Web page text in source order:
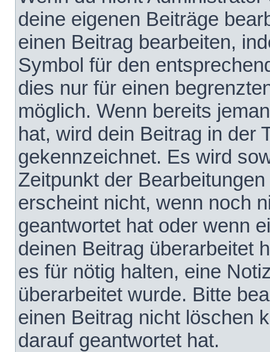
deine eigenen Beiträge
einen Beitrag bearbeiten,
Symbol für den
dies nur für einen
möglich. Wenn bereits
hat, wird dein Beitrag in der
gekennzeichnet. Es wird
Zeitpunkt der
erscheint nicht, wenn noch
geantwortet hat oder wenn
deinen Beitrag überarbeitet
es für nötig halten, eine
überarbeitet wurde. Bitte
einen Beitrag nicht löschen
darauf geantwortet hat.